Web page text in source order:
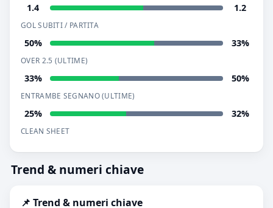
1.4 1.2
GOL SUBITI / PARTITA
50% 33%
OVER 2.5 (ULTIME)
33% 50%
ENTRAMBE SEGNANO (ULTIME)
25% 32%
CLEAN SHEET
Trend & numeri chiave
📌 Trend & numeri chiave